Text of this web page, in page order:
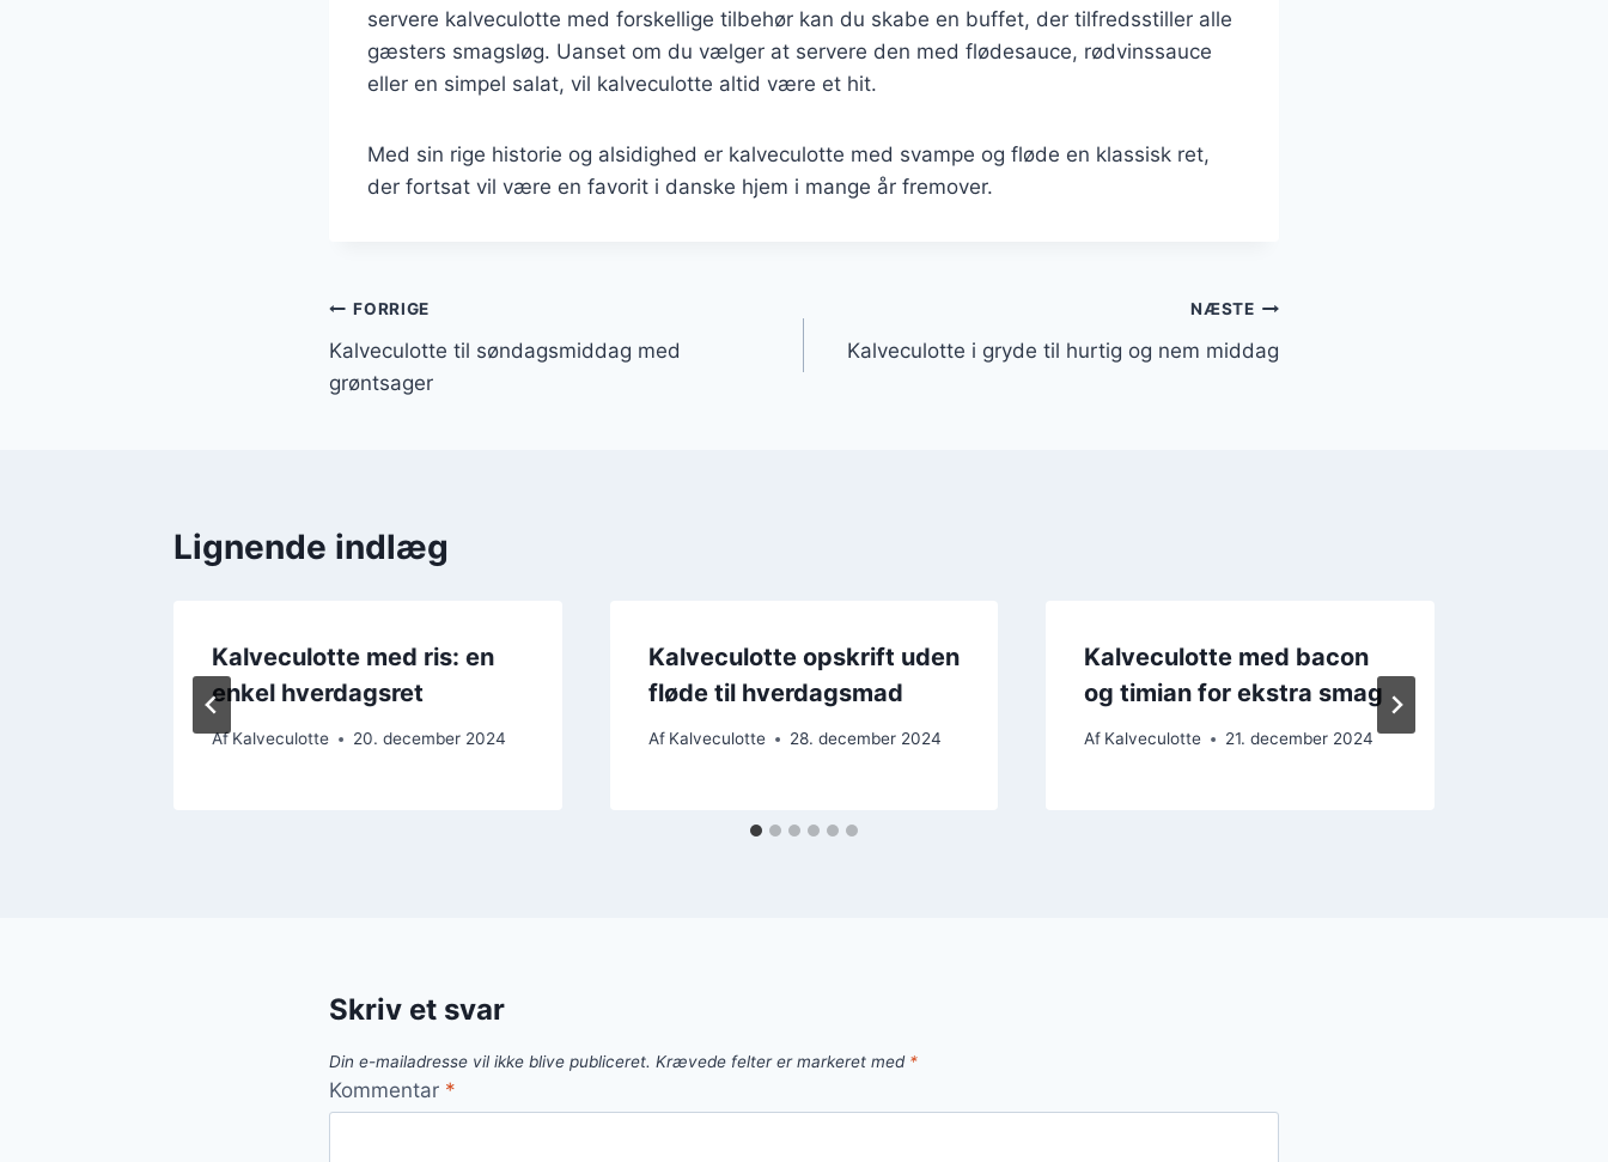
servere kalveculotte med forskellige tilbehør kan du skabe en buffet, der tilfredsstiller alle
gæsters smagsløg. Uanset om du vælger at servere den med flødesauce, rødvinssauce
eller en simpel salat, vil kalveculotte altid være et hit.
Med sin rige historie og alsidighed er kalveculotte med svampe og fløde en klassisk ret,
der fortsat vil være en favorit i danske hjem i mange år fremover.
Indlægsnavigation
FORRIGE
Kalveculotte til søndagsmiddag med
grøntsager
NÆSTE
Kalveculotte i gryde til hurtig og nem middag
Lignende indlæg
Kalveculotte med ris: en
enkel hverdagsret
Af Kalveculotte 20. december 2024
Kalveculotte opskrift uden
fløde til hverdagsmad
Af Kalveculotte 28. december 2024
Kalveculotte med bacon
og timian for ekstra smag
Af Kalveculotte 21. december 2024
Skriv et svar
Din e-mailadresse vil ikke blive publiceret. Krævede felter er markeret med *
Kommentar *